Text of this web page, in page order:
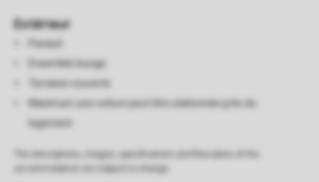
Extérieur
Parasol
Ensemble lounge
Terrasse couverte
Maximum une voiture peut être stationnée près du
logement